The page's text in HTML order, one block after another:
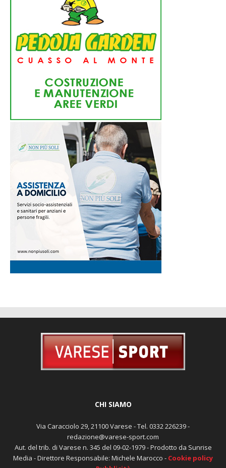
CHI SIAMO
Via Caracciolo 29, 21100 Varese - Tel. 0332 226239 -
redazione@varese-sport.com
Aut. del trib. di Varese n. 345 del 09-02-1979 - Prodotto da Sunrise
Media - Direttore Responsabile: Michele Marocco - Cookie policy